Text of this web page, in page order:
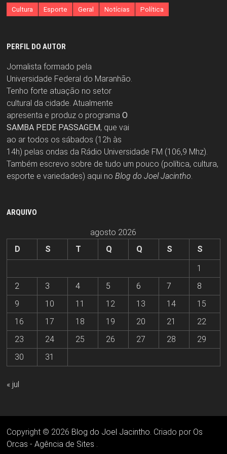
Cultura Esporte Geral Notícias Política
PERFIL DO AUTOR
Jornalista formado pela
Universidade Federal do Maranhão.
Tenho forte atuação no setor
cultural da cidade. Atualmente
apresenta e produz o programa O
SAMBA PEDE PASSAGEM, que vai
ao ar todos os sábados (12h às
14h) pelas ondas da Rádio Universidade FM (106,9 Mhz).
Também escrevo sobre de tudo um pouco (política, cultura,
esporte e variedades) aqui no Blog do Joel Jacintho.
ARQUIVO
agosto 2026
D
S T Q Q S
S
1
2
3 4 5 6 7
8
9
10 11 12 13 14
15
16
17 18 19 20 21
22
23
24 25 26 27 28
29
30
31
« jul
Copyright © 2026 Blog do Joel Jacintho. Criado por Os
Orcas - Agência de Sites .